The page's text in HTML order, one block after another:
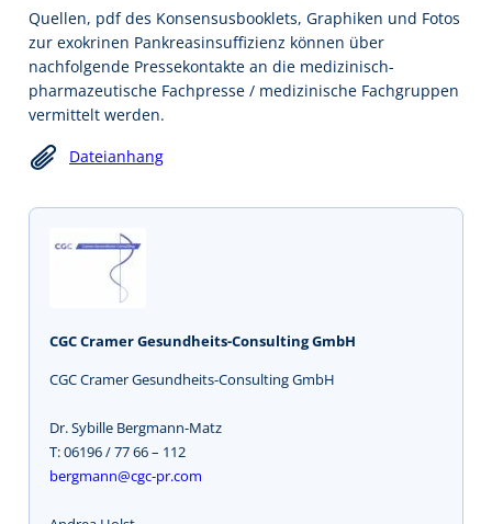
Quellen, pdf des Konsensusbooklets, Graphiken und Fotos
zur exokrinen Pankreasinsuffizienz können über
nachfolgende Pressekontakte an die medizinisch-
pharmazeutische Fachpresse / medizinische Fachgruppen
vermittelt werden.
Dateianhang
CGC Cramer Gesundheits-Consulting GmbH
CGC Cramer Gesundheits-Consulting GmbH
Dr. Sybille Bergmann-Matz
T: 06196 / 77 66 – 112
bergmann@cgc-pr.com